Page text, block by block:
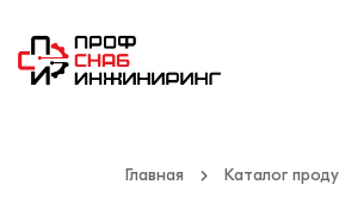
Главная Каталог